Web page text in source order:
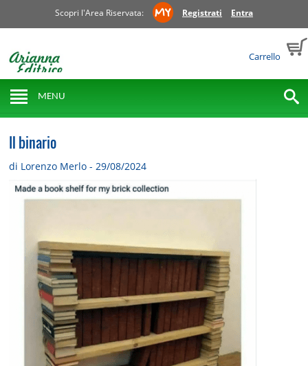
Scopri l'Area Riservata: Registrati Entra
Carrello
MENU
Il binario
di Lorenzo Merlo - 29/08/2024